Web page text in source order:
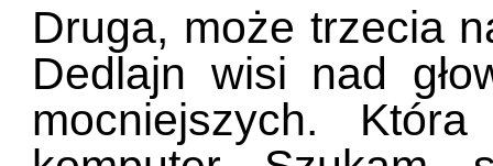
Druga, może trzecia
Dedlajn wisi nad
mocniejszych.